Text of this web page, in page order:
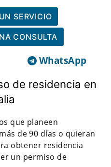
SERVICIO
CONSULTA
WhatsApp
de residencia en
que planeen
de 90 días o quieran
obtener residencia
un permiso de